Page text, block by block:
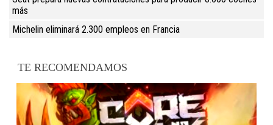
más
Michelin eliminará 2.300 empleos en Francia
TE RECOMENDAMOS